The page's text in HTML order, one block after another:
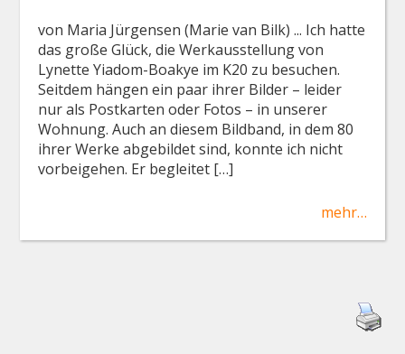
von Maria Jürgensen (Marie van Bilk) ... Ich hatte
das große Glück, die Werkausstellung von
Lynette Yiadom-Boakye im K20 zu besuchen.
Seitdem hängen ein paar ihrer Bilder – leider
nur als Postkarten oder Fotos – in unserer
Wohnung. Auch an diesem Bildband, in dem 80
ihrer Werke abgebildet sind, konnte ich nicht
vorbeigehen. Er begleitet […]
mehr…